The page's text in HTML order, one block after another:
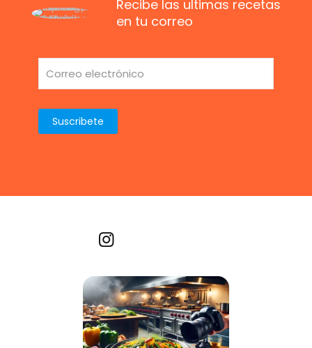
Recibe las ultimas recetas
en tu correo